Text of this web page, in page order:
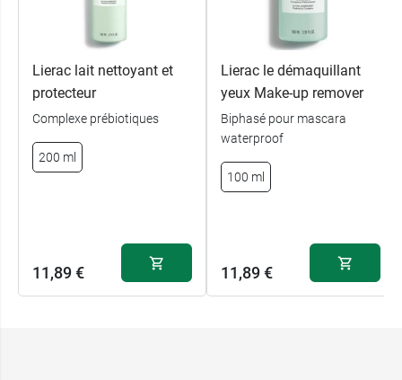
Lierac lait nettoyant et
protecteur
Complexe prébiotiques
200 ml
11,89 €
Lierac le démaquillant
yeux Make-up remover
Biphasé pour mascara
waterproof
100 ml
11,89 €